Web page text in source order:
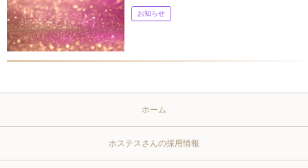
お知らせ
ホーム
ホステスさんの採用情報